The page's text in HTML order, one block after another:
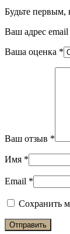
Будьте первым,
Ваш адрес email
Ваша оценка *
Ваш отзыв *
Имя *
Email *
Сохранить